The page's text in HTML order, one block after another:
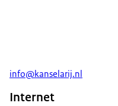
info@kanselarij.nl
Internet